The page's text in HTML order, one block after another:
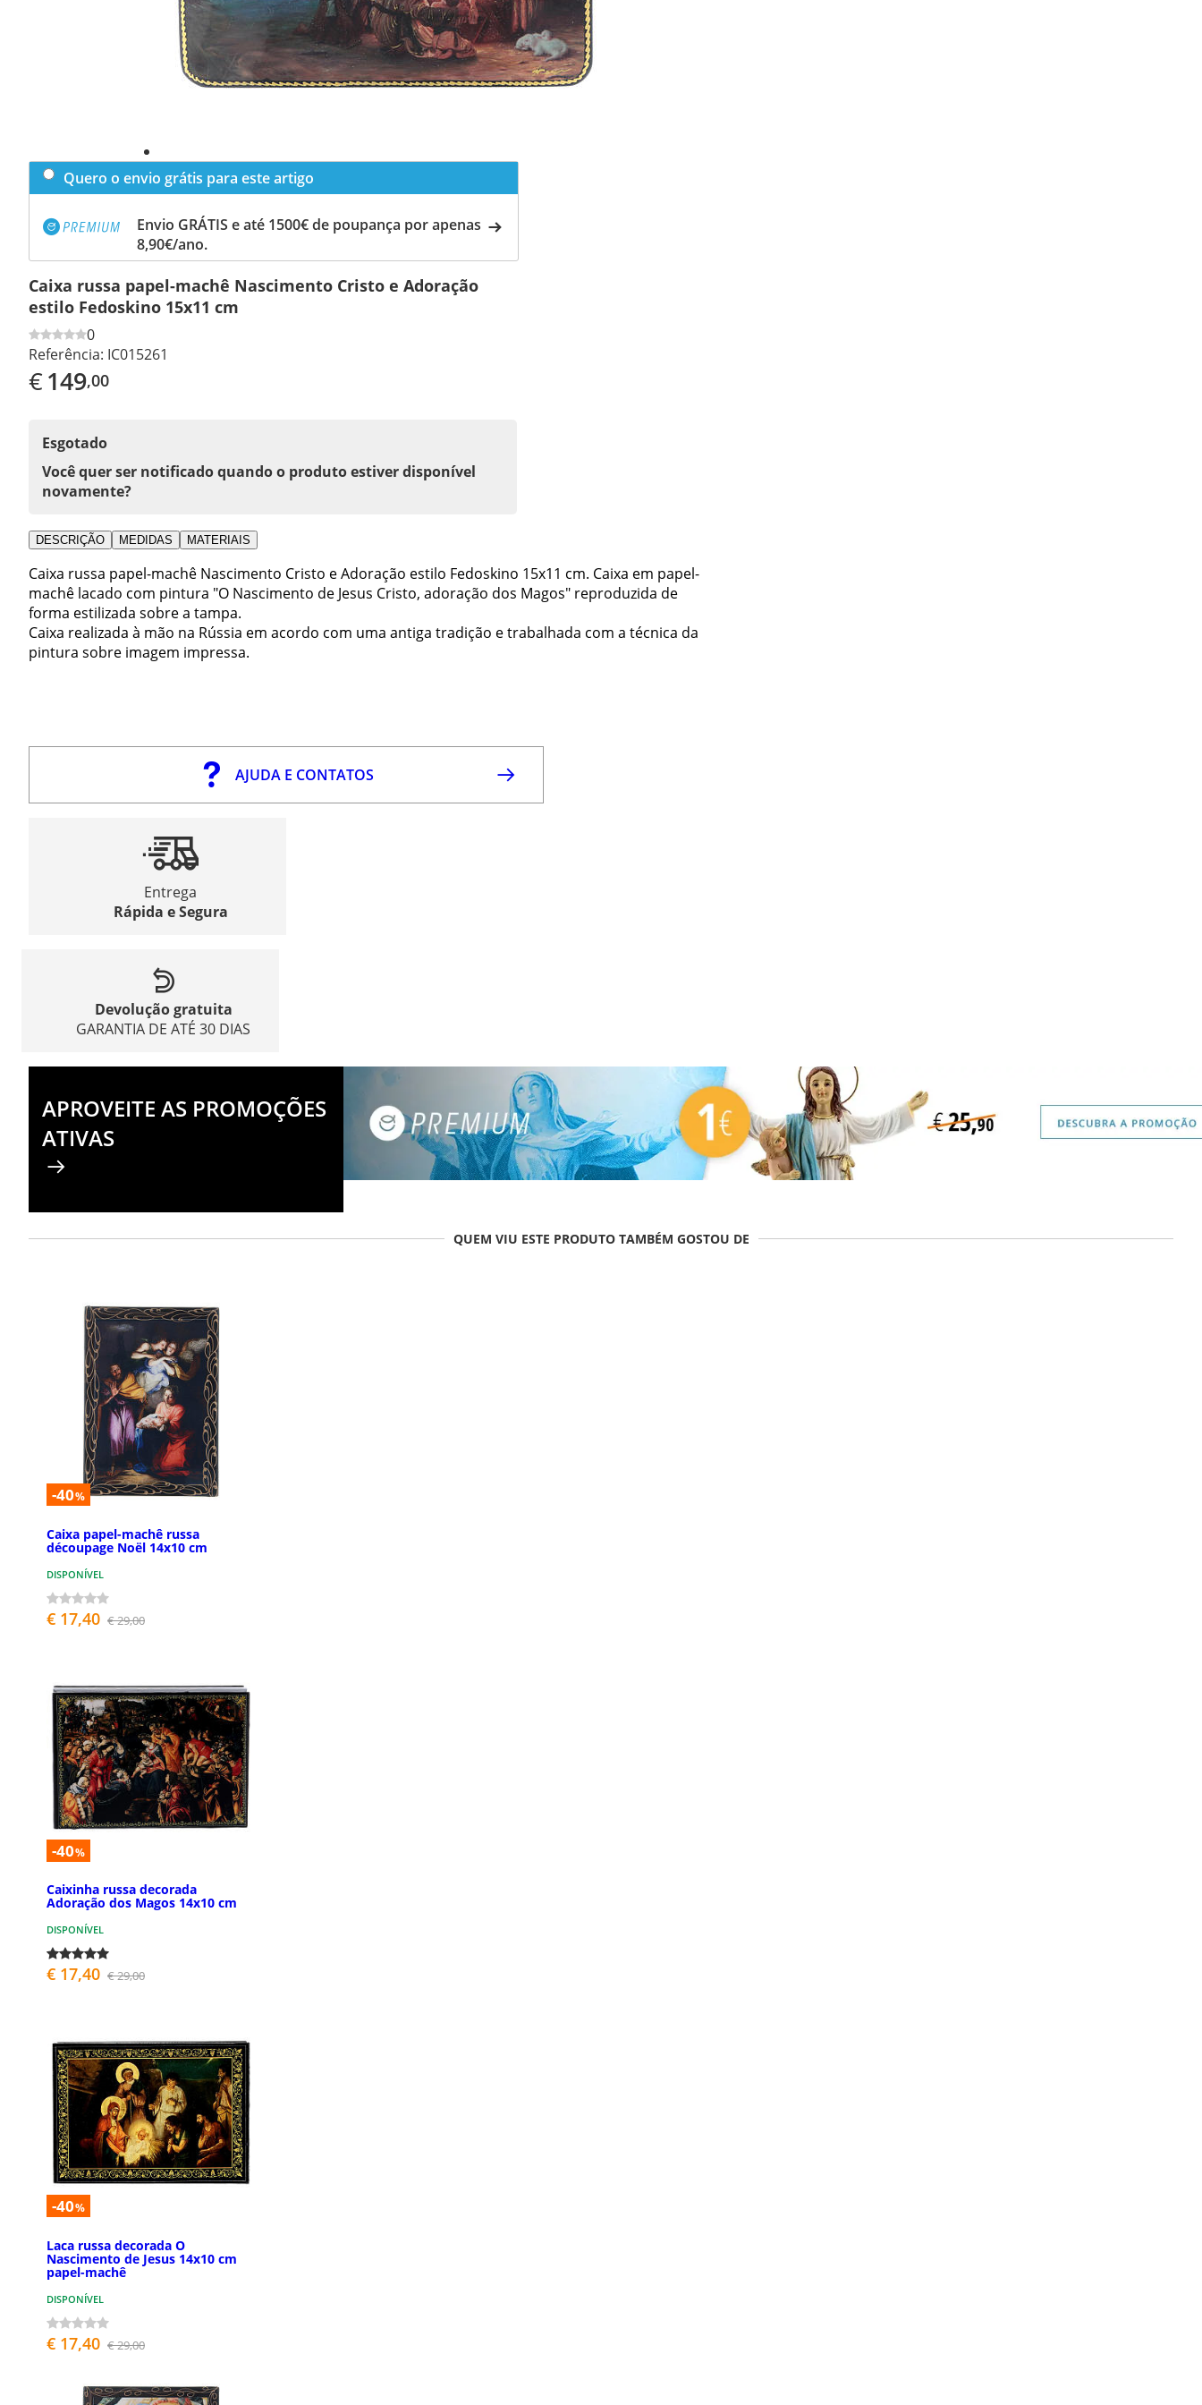
Quero o envio grátis para este artigo
Envio GRÁTIS e até 1500€ de poupança por apenas
8,90€/ano.
Caixa russa papel-machê Nascimento Cristo e Adoração
estilo Fedoskino 15x11 cm
0
Referência: IC015261
€149,00
Esgotado
Você quer ser notificado quando o produto estiver disponível
novamente?
DESCRIÇÃO MEDIDAS MATERIAIS
Caixa russa papel-machê Nascimento Cristo e Adoração estilo Fedoskino 15x11 cm. Caixa em papel-
machê lacado com pintura "O Nascimento de Jesus Cristo, adoração dos Magos" reproduzida de
forma estilizada sobre a tampa.
Caixa realizada à mão na Rússia em acordo com uma antiga tradição e trabalhada com a técnica da
pintura sobre imagem impressa.
AJUDA E CONTATOS
Entrega
Rápida e Segura
Devolução gratuita
GARANTIA DE ATÉ 30 DIAS
APROVEITE AS PROMOÇÕES
ATIVAS
QUEM VIU ESTE PRODUTO TAMBÉM GOSTOU DE
-40%
Caixa papel-machê russa
découpage Noël 14x10 cm
DISPONÍVEL
€ 17,40 € 29,00
-40%
Caixinha russa decorada
Adoração dos Magos 14x10 cm
DISPONÍVEL
€ 17,40 € 29,00
-40%
Laca russa decorada O
Nascimento de Jesus 14x10 cm
papel-machê
DISPONÍVEL
€ 17,40 € 29,00